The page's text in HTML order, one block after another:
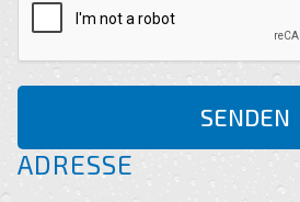
SENDEN
ADRESSE